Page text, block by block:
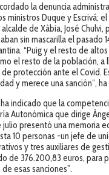
la denuncia
ministros Duque y Escrivá;
de Xàbia, José
sin mascarilla el pasado
“Puig y el resto de
el resto de la población, a
protección ante el Covid.
y merece una sanción”,
indicado que la
Autonómica que dirige
julio presentó una memoria
10 personas -un jefe de
y tres auxiliares de
de 376.200,83 euros, para
esas sanciones”.